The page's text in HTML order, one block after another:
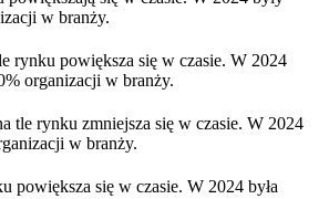
w branży.
rynku powiększa się w czasie. W 2024
organizacji w branży.
tle rynku zmniejsza się w czasie. W 2024
w branży.
powiększa się w czasie. W 2024 była